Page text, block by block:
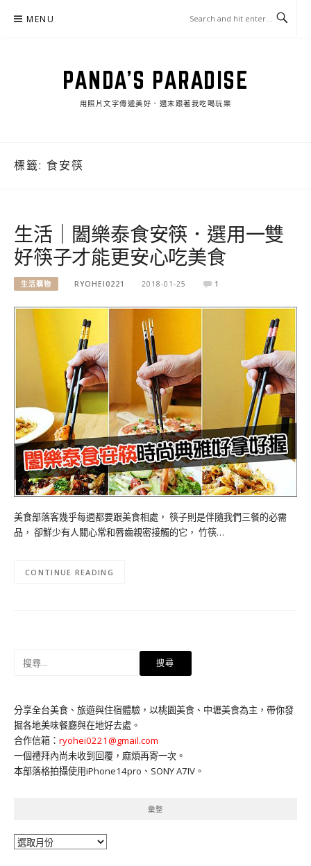
MENU
PANDA'S PARADISE
用照片文字傳遞美好．週末跟著我吃喝玩樂
標籤: 食安筷
生活｜闔樂泰食安筷．選用一雙
好筷子才能更安心吃美食
生活購物 RYOHEI0221 2018-01-25 1
美食部落客幾乎每週都要跟美食相處， 筷子則是伴隨我們三餐的必需
品， 卻鮮少有人關心常和唇齒親密接觸的它， 竹筷…
CONTINUE READING
鍵
字:
分享全台美食、旅遊與住宿體驗，以桃園美食、中壢美食為主，帶你發
掘各地美味餐廳與在地好去處。
合作信箱： ryohei0221@gmail.com
一個禮拜內尚未收到回覆，麻煩再寄一次。
本部落格拍攝使用iPhone14pro、SONY A7IV。
彙整
彙